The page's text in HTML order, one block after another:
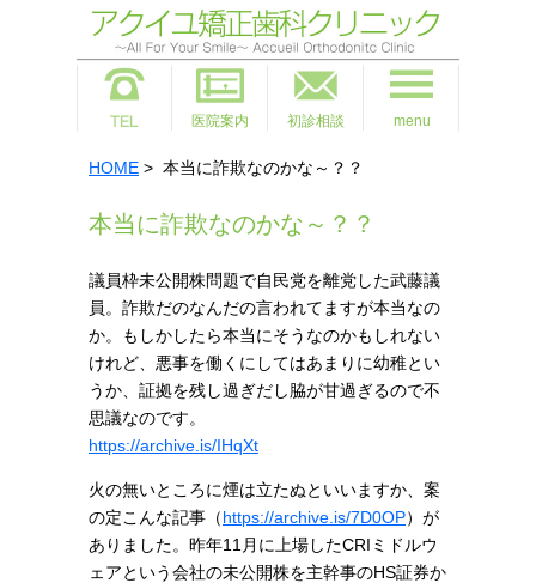
医院案内 初診相談 menu
HOME > 本当に詐欺なのかな～？？
本当に詐欺なのかな～？？
議員枠未公開株問題で自民党を離党した武藤議
員。詐欺だのなんだの言われてますが本当なの
か。もしかしたら本当にそうなのかもしれない
けれど、悪事を働くにしてはあまりに幼稚とい
うか、証拠を残し過ぎだし脇が甘過ぎるので不
思議なのです。
https://archive.is/IHqXt
火の無いところに煙は立たぬといいますか、案
の定こんな記事（https://archive.is/7D0OP）が
ありました。昨年11月に上場したCRIミドルウ
ェアという会社の未公開株を主幹事のHS証券か